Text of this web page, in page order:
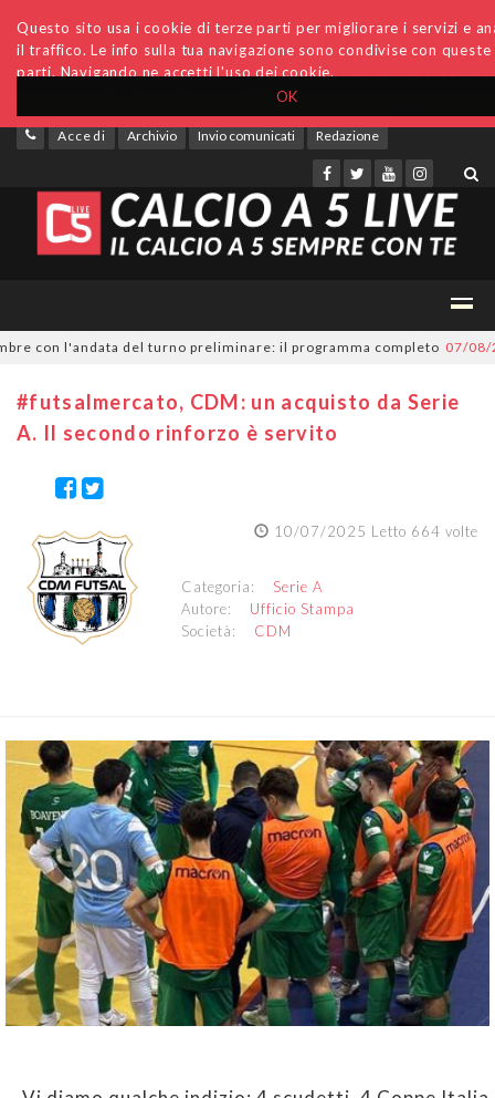
OK
Questo sito usa i cookie di terze parti per migliorare i servizi e
il traffico. Le info sulla tua navigazione sono condivise con
parti. Navigando ne accetti l'uso dei cookie.
Accedi Archivio Invio comunicati Redazione
l'andata del turno preliminare: il programma completo 07/08/2026
#futsalmercato, CDM: un acquisto da Serie
A. Il secondo rinforzo è servito
10/07/2025 Letto 664 volte
Categoria: Serie A
Autore: Ufficio Stampa
Società: CDM